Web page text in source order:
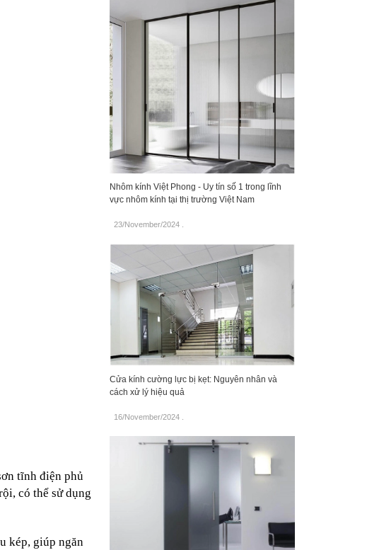
tĩnh điện phủ
có thể sử dụng
kép, giúp ngăn
Nhôm kính Việt Phong - Uy tín số 1 trong lĩnh
vực nhôm kính tại thị trường Việt Nam
23/November/2024.
Cửa kính cường lực bị kẹt: Nguyên nhân và
cách xử lý hiệu quả
16/November/2024.